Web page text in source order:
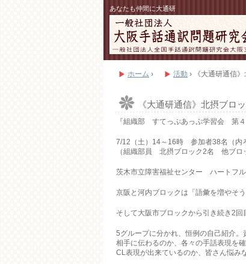
あなたも仲間に大通研
ホーム › 活動 › 《大通研通信
《大通研通信》北摂ブロ
『組織部 すてっぷあっぷ学習会 第
7/12（土）14～16時 参加者38名（内
（組織部員 北摂ブロック2名 他ブロ
茨木市立障害福祉センター ハートフル
京阪と河内ブロックは「語彙を増やそう
そして大阪市ブロックから引き続き2回
5グループに分かれ、恒例の自己紹介
相手に伝わるのか、各々の手話表現を
CL表現が出来ているのか、皆さん悩み